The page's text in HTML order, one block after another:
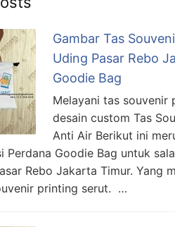
Gambar Tas
Uding Pasar Rebo
Goodie Bag
Melayani tas
desain custom Tas
Anti Air Berikut ini
Perdana Goodie Bag untuk
Rebo Jakarta Timur. Yang
printing serut. …